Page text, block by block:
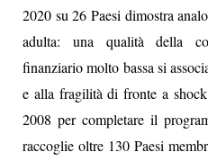
2020 su 26 Paesi dimostra
adulta: una qualità della
finanziario molto bassa si
e alla fragilità di fronte a
2008 per completare il
raccoglie oltre 130 Paesi